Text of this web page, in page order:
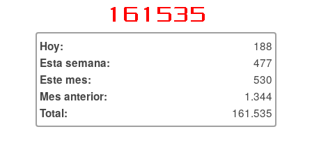
Hoy:
188
Esta semana:
477
Este mes:
530
Mes anterior:
1.344
Total:
161.535